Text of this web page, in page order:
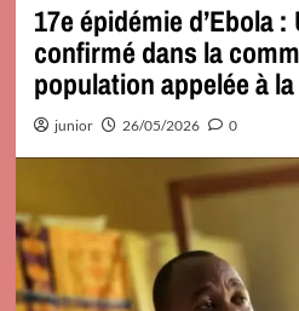
17e épidémie d’Ebola :
confirmé dans la
population appelée à
junior 26/05/2026 0